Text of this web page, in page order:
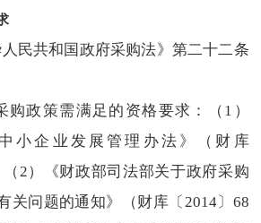
民共和国政府采购法》第二十二条
购政策需满足的资格要求：（1）
小企业发展管理办法》（财库
（2）《财政部司法部关于政府采购
关问题的通知》（财库〔2014〕68